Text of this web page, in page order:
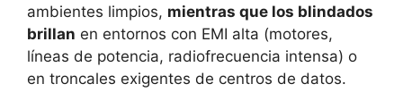
ambientes limpios, mientras que los blindados
brillan en entornos con EMI alta (motores,
líneas de potencia, radiofrecuencia intensa) o
en troncales exigentes de centros de datos.